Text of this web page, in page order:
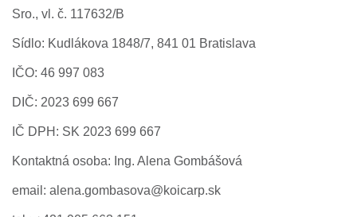
Sro., vl. č. 117632/B
Sídlo: Kudlákova 1848/7, 841 01 Bratislava
IČO: 46 997 083
DIČ: 2023 699 667
IČ DPH: SK 2023 699 667
Kontaktná osoba: Ing. Alena Gombášová
email: alena.gombasova@koicarp.sk